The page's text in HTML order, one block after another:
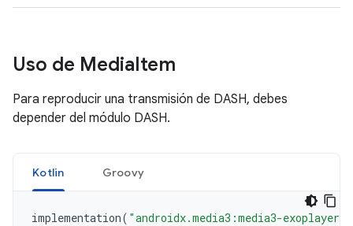
Uso de MediaItem
Para reproducir una transmisión de DASH, debes
depender del módulo DASH.
Kotlin Groovy
implementation( "androidx.media3:media3-exoplayer-